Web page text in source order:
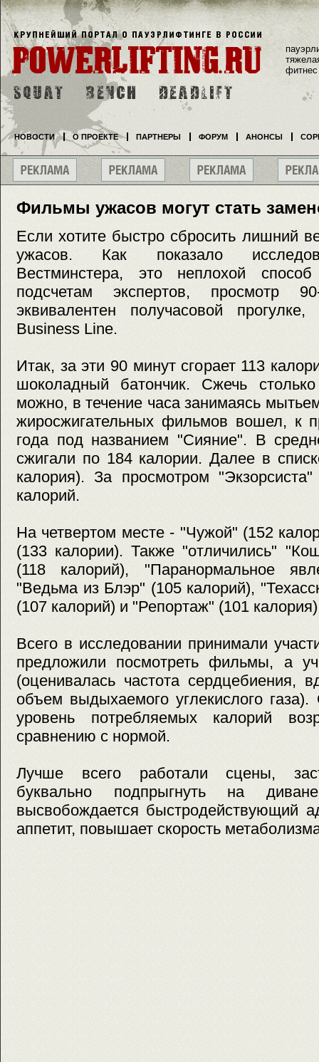
Фильмы ужасов могут стать
Если хотите быстро сбросить лишний
ужасов. Как показало
Вестминстера, это неплохой
подсчетам экспертов, просмотр
эквивалентен получасовой
Business Line.
Итак, за эти 90 минут сгорает 113
шоколадный батончик. Сжечь
можно, в течение часа занимаясь
жиросжигательных фильмов вошел, к
года под названием "Сияние". В
сжигали по 184 калории. Далее в
калория). За просмотром
калорий.
На четвертом месте - "Чужой" (152
(133 калории). Также "отличились"
(118 калорий), "Паранормальное
"Ведьма из Блэр" (105 калорий),
(107 калорий) и "Репортаж" (101
Всего в исследовании принимали
предложили посмотреть фильмы, а
(оценивалась частота сердцебиения,
объем выдыхаемого углекислого
уровень потребляемых калорий
сравнению с нормой.
Лучше всего работали сцены,
буквально подпрыгнуть на
высвобождается быстродействующий
аппетит, повышает скорость
фитнес
НОВОСТИ О ПРОЕКТЕ ПАРТНЕРЫ ФОРУМ АНОНСЫ